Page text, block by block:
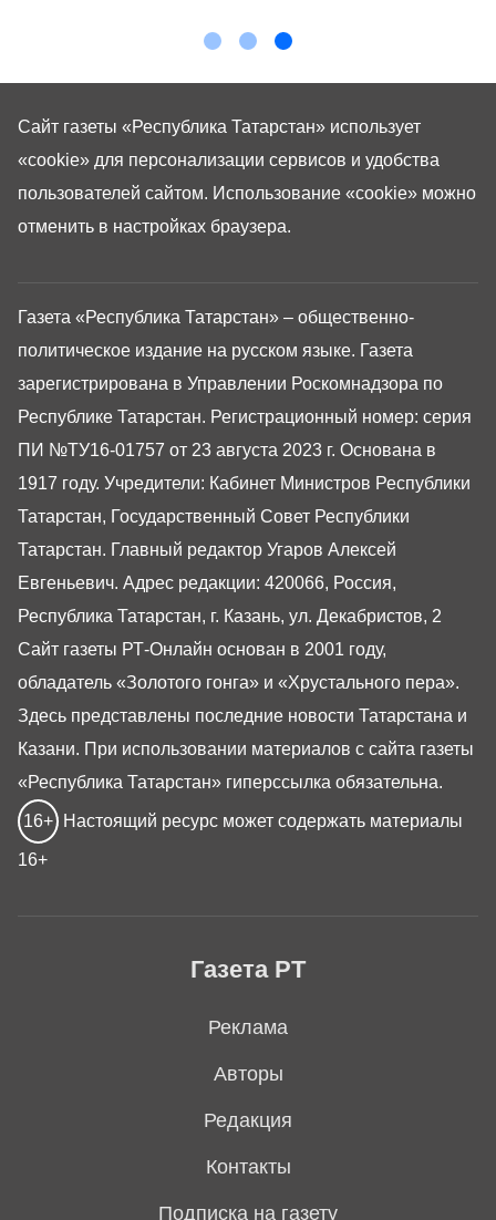
Газета РТ
Реклама
Авторы
Редакция
Контакты
Подписка на газету
Газета «Республика Татарстан» – общественно-
политическое издание на русском языке. Газета
зарегистрирована в Управлении Роскомнадзора по
Республике Татарстан. Регистрационный номер: серия
ПИ №ТУ16-01757 от 23 августа 2023 г. Основана в
1917 году. Учредители: Кабинет Министров Республики
Татарстан, Государственный Совет Республики
Татарстан. Главный редактор Угаров Алексей
Евгеньевич. Адрес редакции: 420066, Россия,
Республика Татарстан, г. Казань, ул. Декабристов, 2
Сайт газеты РТ-Онлайн основан в 2001 году,
обладатель «Золотого гонга» и «Хрустального пера».
Здесь представлены последние новости Татарстана и
Казани. При использовании материалов с сайта газеты
«Республика Татарстан» гиперссылка обязательна.
16+ Настоящий ресурс может содержать материалы
16+
Сайт газеты «Республика Татарстан» использует
«cookie» для персонализации сервисов и удобства
пользователей сайтом. Использование «cookie» можно
отменить в настройках браузера.